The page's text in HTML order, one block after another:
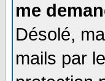
me
Désolé,
mails par